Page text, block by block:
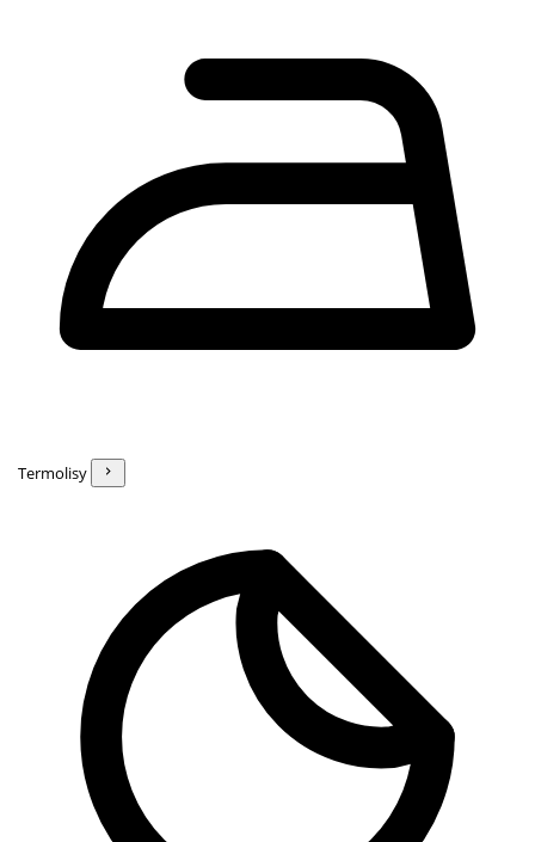
Termolisy